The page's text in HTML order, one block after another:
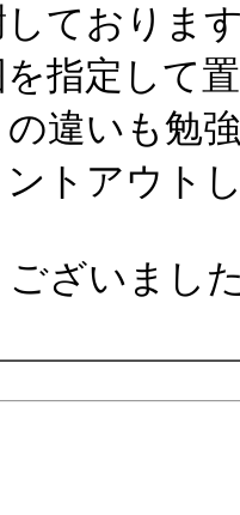
ておりま
指定して
違いも勉
トアウト
ざいまし